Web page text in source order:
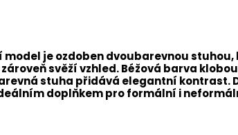
model je ozdoben dvoubarevnou
svěží vzhled. Béžová barva
stuha přidává elegantní kontrast.
doplňkem pro formální i